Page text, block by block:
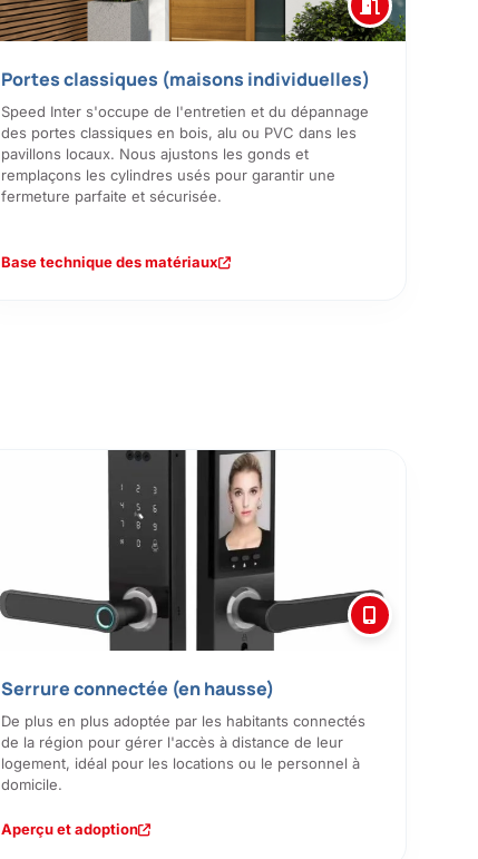
Portes classiques (maisons individuelles)
Speed Inter s'occupe de l'entretien et du dépannage
des portes classiques en bois, alu ou PVC dans les
pavillons locaux. Nous ajustons les gonds et
remplaçons les cylindres usés pour garantir une
fermeture parfaite et sécurisée.
Base technique des matériaux
Serrure connectée (en hausse)
De plus en plus adoptée par les habitants connectés
de la région pour gérer l'accès à distance de leur
logement, idéal pour les locations ou le personnel à
domicile.
Aperçu et adoption